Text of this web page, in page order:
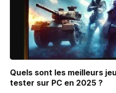
Quels sont les meilleurs
tester sur PC en 2025 ?